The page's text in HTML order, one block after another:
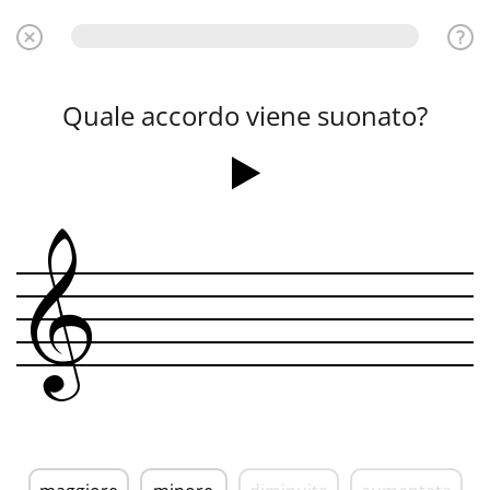
Quale accordo viene suonato?
&